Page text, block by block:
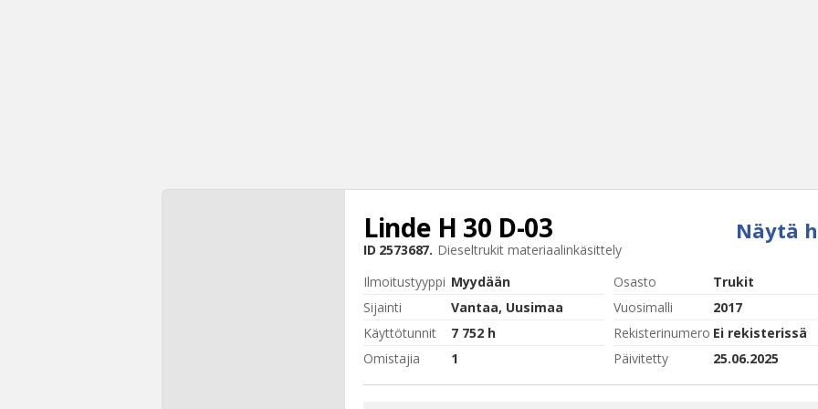
Näytä
Linde H 30 D-03
ID 2573687. Dieseltrukit materiaalinkäsittely
Ilmoitustyyppi Myydään Osasto
Trukit
Sijainti
Vantaa, Uusimaa Vuosimalli
2017
Käyttötunnit
7 752 h Rekisterinumero Ei rekisterissä
Omistajia
1 Päivitetty 25.06.2025